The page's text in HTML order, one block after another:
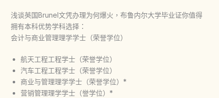
浅谈英国Brunel文凭办理为何爆火，布鲁内尔大学毕业证你值得
拥有本科优势学科选择：
会计与商业管理理学学士（荣誉学位）
航天工程工程学士（荣誉学位）
汽车工程工程学士（荣誉学位）
商业与管理理学学士（荣誉学位）*
营销管理理学学士（誉学位）*